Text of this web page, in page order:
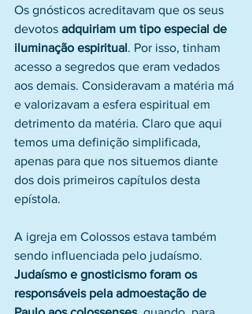
Os gnósticos acreditavam que os seus
devotos adquiriam um tipo especial de
iluminação espiritual. Por isso, tinham
acesso a segredos que eram vedados
aos demais. Consideravam a matéria má
e valorizavam a esfera espiritual em
detrimento da matéria. Claro que aqui
temos uma definição simplificada,
apenas para que nos situemos diante
dos dois primeiros capítulos desta
epístola.
A igreja em Colossos estava também
sendo influenciada pelo judaísmo.
Judaísmo e gnosticismo foram os
responsáveis pela admoestação de